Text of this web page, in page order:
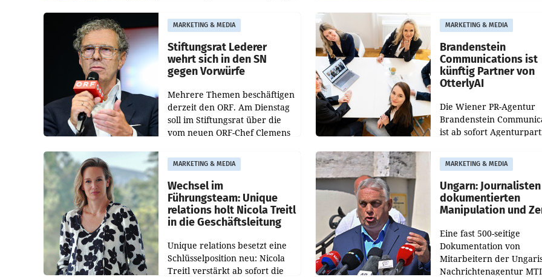
freigegeben: Die
Bundeswettbewerbsbehörde
und der Bundeskartellanwalt
aus, womit sich das
gegenüber Juli 2025
verdoppelte (+102
MARKETING & MEDIA
Stiftungsrat Lederer
wehrt sich in den SN
gegen Vorwürfe
Mehrere Themen beschäftigen
derzeit den ORF. Am Dienstag
soll im Stiftungsrat über die
vom neuen ORF-Chef Clemens
Besetzungen für die
Direktionen abgestimmt
werden.
MARKETING & MEDIA
Brandenstein
Communications ist
künftig Partner von
OtterlyAI
Die Wiener PR-Agentur
Brandenstein
ist ab sofort
Optimierungsplattform
OtterlyAI. Damit baut die
Agentur ihr
MARKETING & MEDIA
Wechsel im
Führungsteam: Unique
relations holt Nicola Treitl
in die Geschäftsleitung
Unique relations besetzt eine
Schlüsselposition neu: Nicola
Treitl verstärkt ab sofort die
MARKETING & MEDIA
Ungarn: Journalisten
dokumentierten
Manipulation und
Eine fast 500-seitige
Dokumentation von
Mitarbeitern der
Nachrichtenagentur